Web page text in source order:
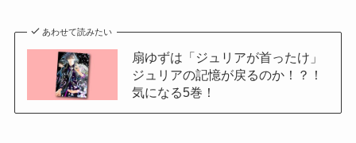
あわせて読みたい
扇ゆずは「ジュリアが首ったけ」
ジュリアの記憶が戻るのか！？！
気になる5巻！